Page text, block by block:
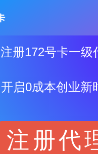
注册172号卡一级
开启0成本创业新
注册代